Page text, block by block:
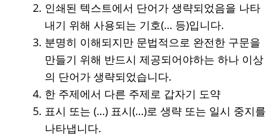
인쇄된 텍스트에서 단어가 생략되었음을 나타
내기 위해 사용되는 기호(… 등)입니다.
분명히 이해되지만 문법적으로 완전한 구문을
만들기 위해 반드시 제공되어야하는 하나 이상
의 단어가 생략되었습니다.
한 주제에서 다른 주제로 갑자기 도약
표시 또는 (…) 표시(…)로 생략 또는 일시 중지를
나타냅니다.